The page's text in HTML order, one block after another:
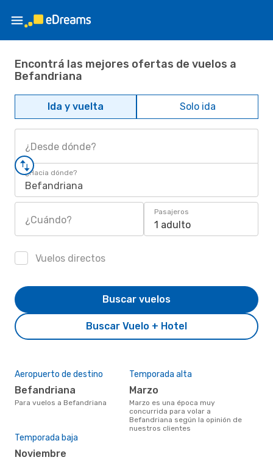
Encontrá las mejores ofertas de vuelos a
Befandriana
Ida y vuelta Solo ida
¿Desde dónde?
¿Hacia dónde?
Befandriana
¿Cuándo?
Pasajeros
1 adulto
Vuelos directos
Buscar Vuelo + Hotel
Buscar vuelos
Aeropuerto de destino
Befandriana
Para vuelos a Befandriana
Temporada alta
marzo
marzo es una época muy
concurrida para volar a
Befandriana según la opinión de
nuestros clientes
Temporada baja
noviembre